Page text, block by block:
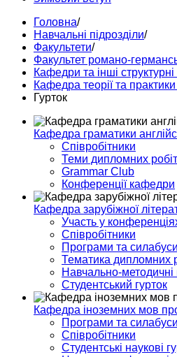
Головна/
Навчальні підрозділи/
Факультети/
Факультет романо-
Кафедри та інші структурні
Кафедра теорії та
Гурток
Кафедра граматики
Співробітники
Теми дипломних робіт
Grammar Club
Конференції кафедри
Кафедра зарубіжної
Участь у
Співробітники
Програми та силабуси
Тематика дипломних
Навчально-методичні
Студентський гурток
Кафедра іноземних мов
Програми та силабуси
Співробітники
Студентські наукові